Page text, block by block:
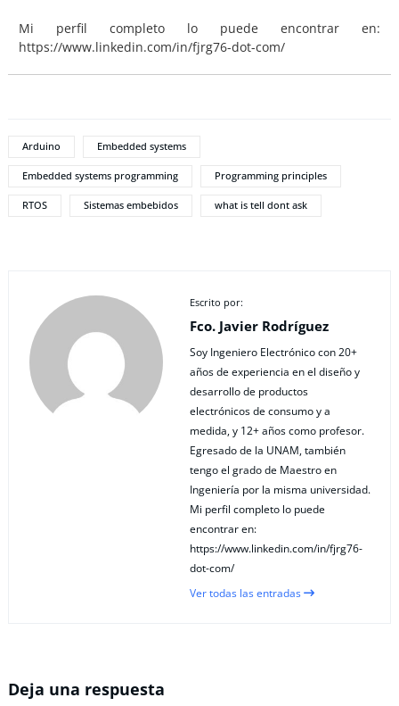
Mi perfil completo lo puede encontrar en:
https://www.linkedin.com/in/fjrg76-dot-com/
Arduino Embedded systems
Embedded systems programming Programming principles
RTOS Sistemas embebidos what is tell dont ask
Escrito por:
Fco. Javier Rodríguez
Soy Ingeniero Electrónico con 20+
años de experiencia en el diseño y
desarrollo de productos
electrónicos de consumo y a
medida, y 12+ años como profesor.
Egresado de la UNAM, también
tengo el grado de Maestro en
Ingeniería por la misma universidad.
Mi perfil completo lo puede
encontrar en:
https://www.linkedin.com/in/fjrg76-
dot-com/
Ver todas las entradas
Deja una respuesta